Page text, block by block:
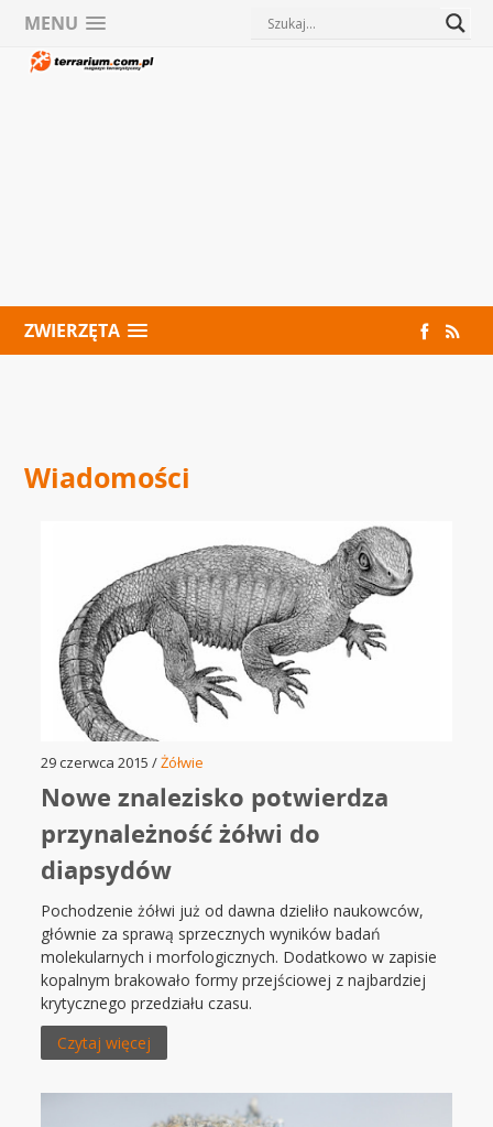
MENU
ZWIERZĘTA
Wiadomości
29 czerwca 2015 /Żółwie
Nowe znalezisko potwierdza
przynależność żółwi do
diapsydów
Pochodzenie żółwi już od dawna dzieliło naukowców,
głównie za sprawą sprzecznych wyników badań
molekularnych i morfologicznych. Dodatkowo w zapisie
kopalnym brakowało formy przejściowej z najbardziej
krytycznego przedziału czasu.
Czytaj więcej